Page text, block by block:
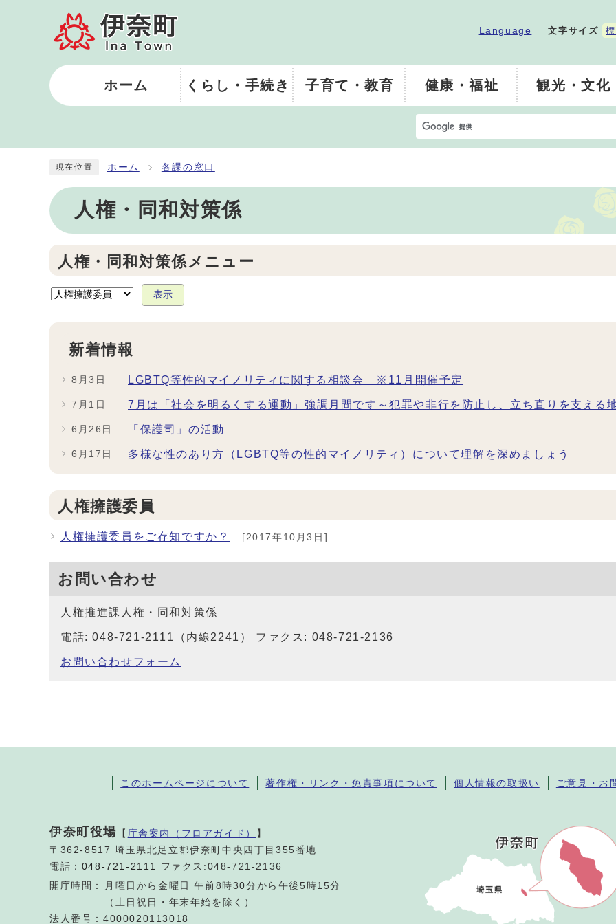
Language 文字サイズ
ホーム くらし・手続き 子育て・教育 健康・福祉 観光・文化
現在位置 ホーム 各課の窓口
人権・同和対策係
人権・同和対策係メニュー
表示
新着情報
8月3日 LGBTQ等性的マイノリティに関する相談会 ※11月開催予定
7月1日 7月は「社会を明るくする運動」強調月間です～犯罪や非行を防止し、立ち直りを支える
6月26日 「保護司」の活動
6月17日 多様な性のあり方（LGBTQ等の性的マイノリティ）について理解を深めましょう
人権擁護委員
人権擁護委員をご存知ですか？ [2017年10月3日]
お問い合わせ
人権推進課人権・同和対策係
電話: 048-721-2111（内線2241） ファクス: 048-721-2136
お問い合わせフォーム
このホームページについて 著作権・リンク・免責事項について 個人情報の取扱い ご意見・お
伊奈町役場 【 庁舎案内（フロアガイド） 】
〒362-8517 埼玉県北足立郡伊奈町中央四丁目355番地
電話： 048-721-2111
ファクス:048-721-2136
開庁時間：
月曜日から金曜日 午前8時30分から午後5時15分
（土日祝日・年末年始を除く）
法人番号：4000020113018